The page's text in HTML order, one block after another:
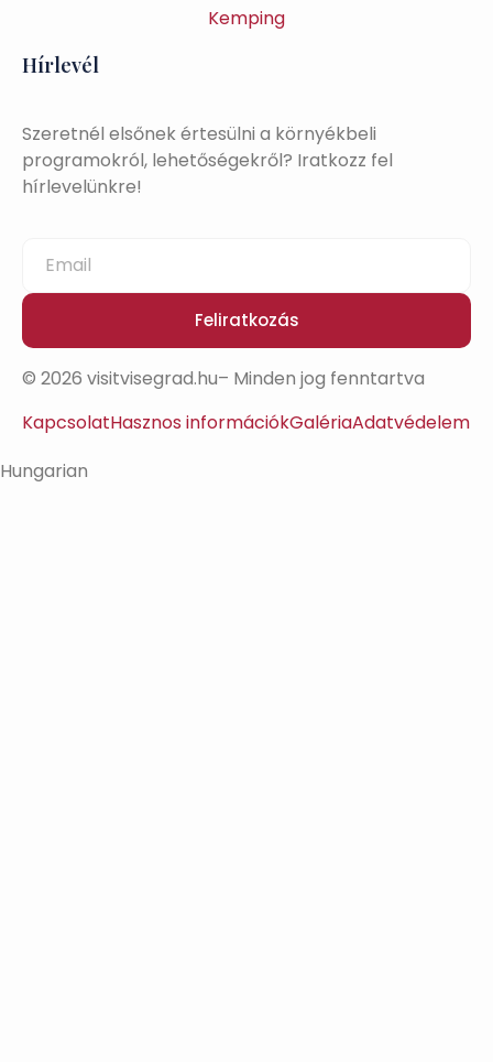
Kemping
Hírlevél
Szeretnél elsőnek értesülni a környékbeli
programokról, lehetőségekről? Iratkozz fel
hírlevelünkre!
Feliratkozás
© 2026 visitvisegrad.hu– Minden jog fenntartva
KapcsolatHasznos információkGalériaAdatvédelem
Hungarian